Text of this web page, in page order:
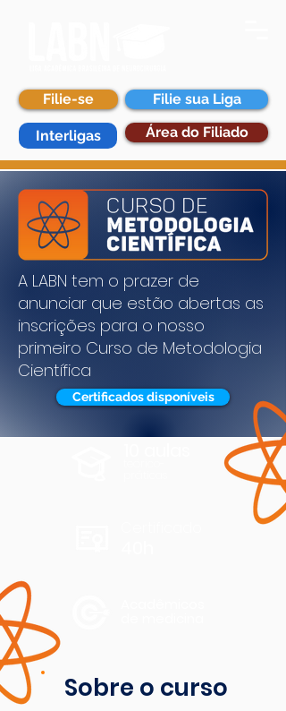
Filie sua Liga
Área do Filiado
Filie-se
Interligas
A LABN tem o prazer de
anunciar que estão abertas as
inscrições para o nosso
primeiro Curso de Metodologia
Científica
Certificados disponíveis
Sobre o curso